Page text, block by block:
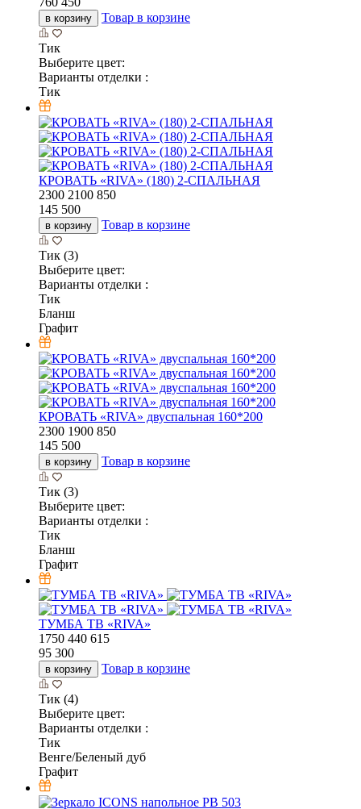
в корзину Товар в корзине
Тик
Выберите цвет:
Варианты отделки :
Тик
КРОВАТЬ «RIVA» (180) 2-СПАЛЬНАЯ
2300 2100 850
145 500
в корзину Товар в корзине
Тик (3)
Выберите цвет:
Варианты отделки :
Тик
Бланш
Графит
КРОВАТЬ «RIVA» двуспальная 160*200
2300 1900 850
145 500
в корзину Товар в корзине
Тик (3)
Выберите цвет:
Варианты отделки :
Тик
Бланш
Графит
ТУМБА ТВ «RIVA»
1750 440 615
95 300
в корзину Товар в корзине
Тик (4)
Выберите цвет:
Варианты отделки :
Тик
Венге/Беленый дуб
Графит